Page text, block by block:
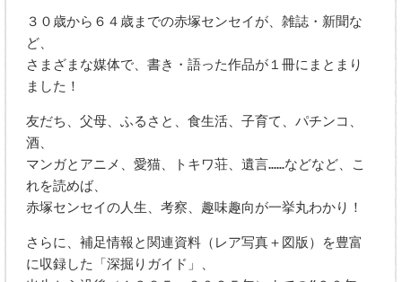
３０歳から６４歳までの赤塚センセイが、雑誌・新聞な
ど、
さまざまな媒体で、書き・語った作品が１冊にまとまり
ました！
友だち、父母、ふるさと、食生活、子育て、パチンコ、
酒、
マンガとアニメ、愛猫、トキワ荘、遺言……などなど、こ
れを読めば、
赤塚センセイの人生、考察、趣味趣向が一挙丸わかり！
さらに、補足情報と関連資料（レア写真＋図版）を豊富
に収録した「深掘りガイド」、